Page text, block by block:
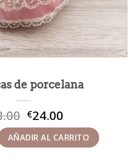
de porcelana
€24.00
cantidad
AÑADIR AL CARRITO